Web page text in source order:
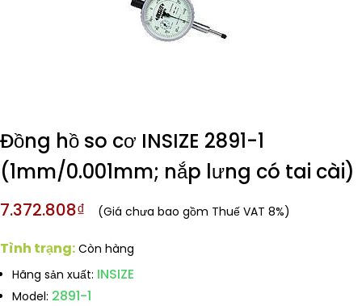
Đồng hồ so cơ INSIZE 2891-1
(1mm/0.001mm; nắp lưng có tai cài)
7.372.808₫ (Giá chưa bao gồm Thuế VAT 8%)
Tình trạng: Còn hàng
Hãng sản xuất: INSIZE
Model: 2891-1